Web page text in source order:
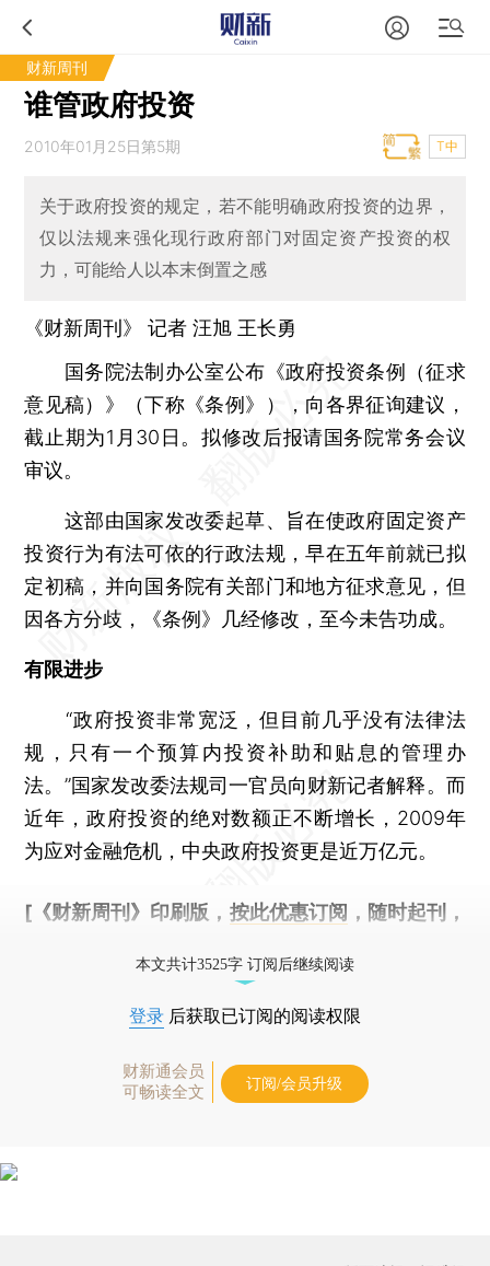
财新周刊
谁管政府投资
2010年01月25日第5期 T中
关于政府投资的规定，若不能明确政府投资的边界，
仅以法规来强化现行政府部门对固定资产投资的权
力，可能给人以本末倒置之感
《财新周刊》 记者 汪旭 王长勇
国务院法制办公室公布《政府投资条例（征求
意见稿）》（下称《条例》），向各界征询建议，
截止期为1月30日。拟修改后报请国务院常务会议
审议。
这部由国家发改委起草、旨在使政府固定资产
投资行为有法可依的行政法规，早在五年前就已拟
定初稿，并向国务院有关部门和地方征求意见，但
因各方分歧，《条例》几经修改，至今未告功成。
有限进步
“政府投资非常宽泛，但目前几乎没有法律法
规，只有一个预算内投资补助和贴息的管理办
法。”国家发改委法规司一官员向财新记者解释。而
近年，政府投资的绝对数额正不断增长，2009年
为应对金融危机，中央政府投资更是近万亿元。
[《财新周刊》印刷版， 按此优惠订阅 ，随时起刊，
本文共计3525字 订阅后继续阅读
登录 后获取已订阅的阅读权限
财新通会员
可畅读全文
订阅/会员升级